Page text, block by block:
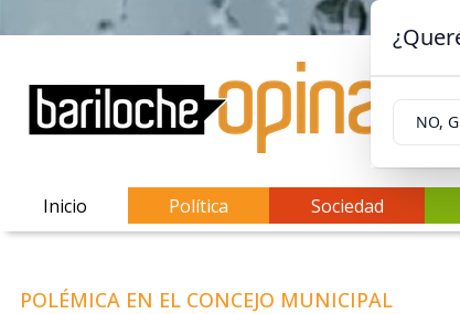
Inicio Política Sociedad
POLÉMICA EN EL CONCEJO MUNICIPAL
NO,